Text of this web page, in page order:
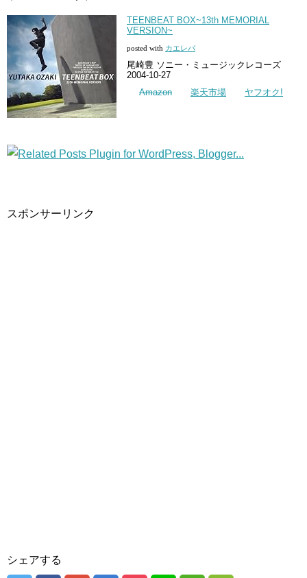
TEENBEAT BOX~13th MEMORIAL
VERSION~
posted with カエレバ
尾崎豊 ソニー・ミュージックレコーズ
2004-10-27
Amazon
楽天市場 ヤフオク!
スポンサーリンク
シェアする